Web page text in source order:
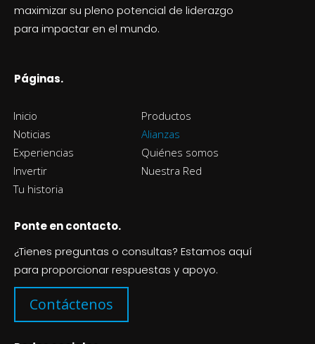
maximizar su pleno potencial de liderazgo
para impactar en el mundo.
Páginas.
Inicio
Productos
Noticias
Alianzas
Experiencias
Quiénes somos
Invertir
Nuestra Red
Tu historia
Ponte en contacto.
¿Tienes preguntas o consultas? Estamos aquí
para proporcionar respuestas y apoyo.
Contáctenos